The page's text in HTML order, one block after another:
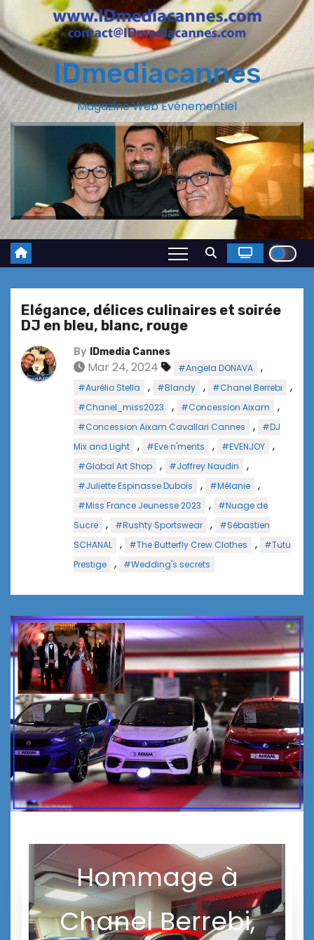
IDmediacannes
Magazine Web Evénementiel
Elégance, délices culinaires et soirée
DJ en bleu, blanc, rouge
By IDmedia Cannes
Mar 24, 2024 #Angela DONAVA ,
#Aurélio Stella , #Blandy , #Chanel Berrebi ,
#Chanel_miss2023 , #Concession Aixam ,
#Concession Aixam Cavallari Cannes ,
#DJ
Mix and Light
, #Eve n'ments , #EVENJOY ,
#Global Art Shop , #Joffrey Naudin ,
#Juliette Espinasse Dubois , #Mélanie ,
#Miss France Jeunesse 2023 ,
#Nuage de
Sucre
, #Rushty Sportswear ,
#Sébastien
SCHANAL
, #The Butterfly Crew Clothes ,
#Tutu
Prestige
, #Wedding's secrets
Hommage à
Chanel Berrebi,